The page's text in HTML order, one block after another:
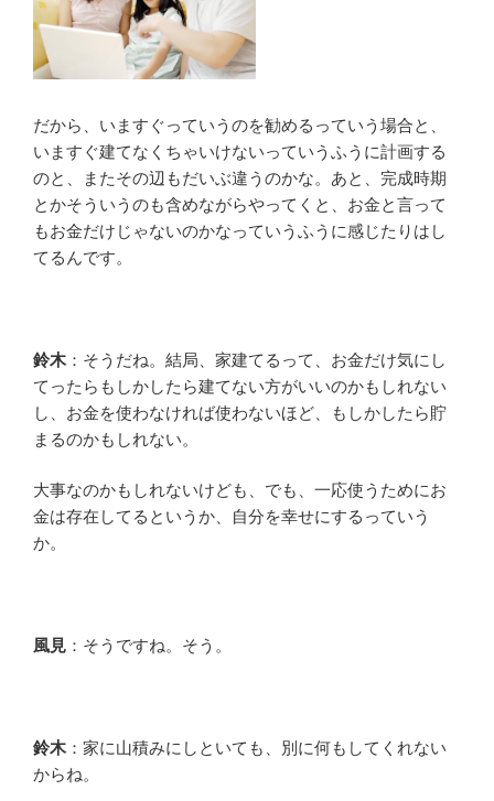
だから、いますぐっていうのを勧めるっていう場合と、
いますぐ建てなくちゃいけないっていうふうに計画する
のと、またその辺もだいぶ違うのかな。あと、完成時期
とかそういうのも含めながらやってくと、お金と言って
もお金だけじゃないのかなっていうふうに感じたりはし
てるんです。
鈴木：そうだね。結局、家建てるって、お金だけ気にし
てったらもしかしたら建てない方がいいのかもしれない
し、お金を使わなければ使わないほど、もしかしたら貯
まるのかもしれない。
大事なのかもしれないけども、でも、一応使うためにお
金は存在してるというか、自分を幸せにするっていう
か。
風見 ：そうですね。そう。
鈴木：家に山積みにしといても、別に何もしてくれない
からね。